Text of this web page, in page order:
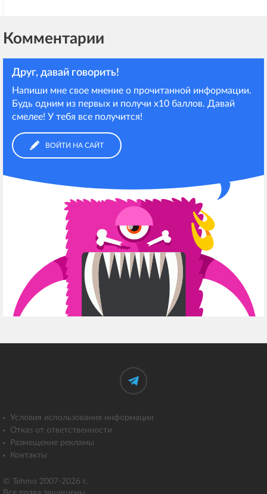
Комментарии
Друг, давай говорить!
Напиши мне свое мнение о прочитанной информации.
Будь одним из первых и получи х10 баллов. Давай
смелее! У тебя все получится!
ВОЙТИ НА САЙТ
© Tehmo 2007-2026 г.
Условия использования информации
Отказ от ответственности
Размещение рекламы
Контакты